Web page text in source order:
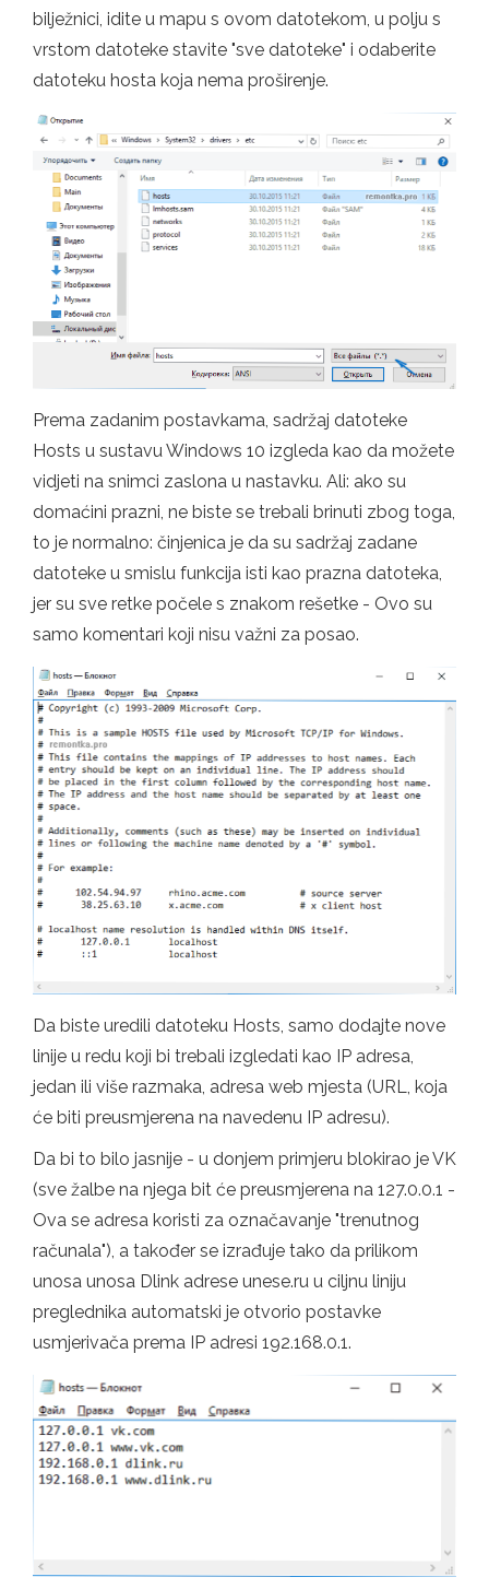
bilježnici, idite u mapu s ovom datotekom, u polju s
vrstom datoteke stavite "sve datoteke" i odaberite
datoteku hosta koja nema proširenje.
Prema zadanim postavkama, sadržaj datoteke
Hosts u sustavu Windows 10 izgleda kao da možete
vidjeti na snimci zaslona u nastavku. Ali: ako su
domaćini prazni, ne biste se trebali brinuti zbog toga,
to je normalno: činjenica je da su sadržaj zadane
datoteke u smislu funkcija isti kao prazna datoteka,
jer su sve retke počele s znakom rešetke - Ovo su
samo komentari koji nisu važni za posao.
Da biste uredili datoteku Hosts, samo dodajte nove
linije u redu koji bi trebali izgledati kao IP adresa,
jedan ili više razmaka, adresa web mjesta (URL, koja
će biti preusmjerena na navedenu IP adresu).
Da bi to bilo jasnije - u donjem primjeru blokirao je VK
(sve žalbe na njega bit će preusmjerena na 127.0.0.1 -
Ova se adresa koristi za označavanje "trenutnog
računala"), a također se izrađuje tako da prilikom
unosa unosa Dlink adrese unese.ru u ciljnu liniju
preglednika automatski je otvorio postavke
usmjerivača prema IP adresi 192.168.0.1.